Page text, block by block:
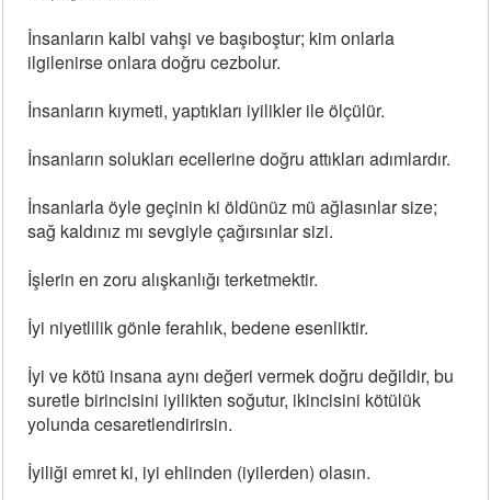
İnsanların kalbi vahşi ve başıboştur; kim onlarla
ilgilenirse onlara doğru cezbolur.
İnsanların kıymeti, yaptıkları iyilikler ile ölçülür.
İnsanların solukları ecellerine doğru attıkları adımlardır.
İnsanlarla öyle geçinin ki öldünüz mü ağlasınlar size;
sağ kaldınız mı sevgiyle çağırsınlar sizi.
İşlerin en zoru alışkanlığı terketmektir.
İyi niyetlilik gönle ferahlık, bedene esenliktir.
İyi ve kötü insana aynı değeri vermek doğru değildir, bu
suretle birincisini iyilikten soğutur, ikincisini kötülük
yolunda cesaretlendirirsin.
İyiliği emret ki, iyi ehlinden (iyilerden) olasın.